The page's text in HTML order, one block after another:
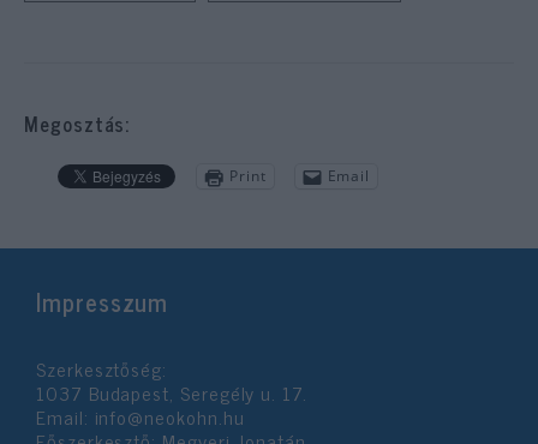
Megosztás:
Print Email
Impresszum
Szerkesztőség:
1037 Budapest, Seregély u. 17.
Email: info@neokohn.hu